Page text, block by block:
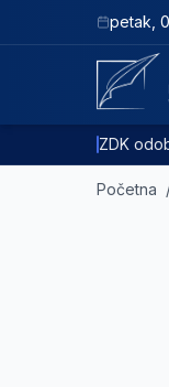
petak
ZDK
Početna